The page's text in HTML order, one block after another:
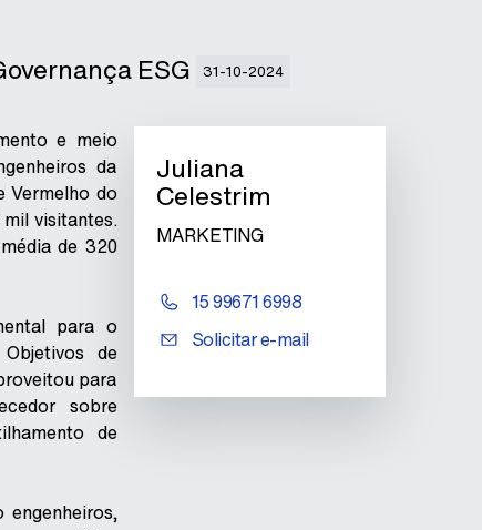
ESG 31-10-2024
e meio
da
Vermelho do
visitantes.
de 320
para o
de
para
sobre
de
Juliana
Celestrim
MARKETING
15 99671 6998
Solicitar e-mail